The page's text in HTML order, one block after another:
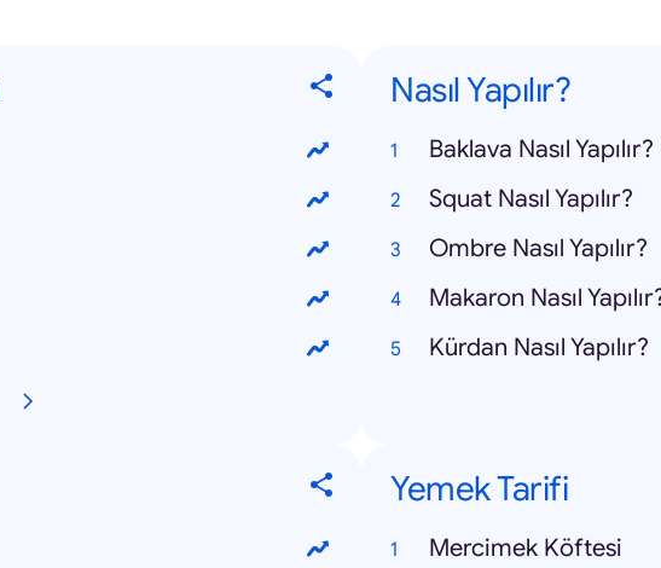
Nasıl Yapılır?
Baklava Nasıl Yapılır?
Squat Nasıl Yapılır?
Ombre Nasıl Yapılır?
Makaron Nasıl
Kürdan Nasıl Yapılır?
Yemek Tarifi
Mercimek Köftesi